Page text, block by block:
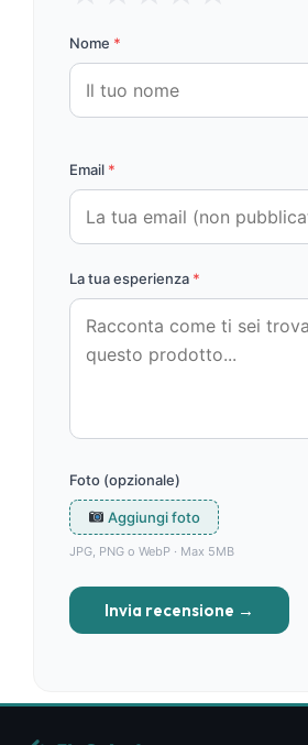
Nome *
Email *
La tua esperienza *
Foto (opzionale)
Aggiungi foto
JPG, PNG o WebP · Max 5MB
Invia recensione →